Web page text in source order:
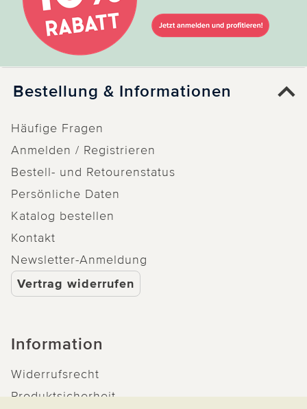
Bestellung & Informationen
Häufige Fragen
Anmelden / Registrieren
Bestell- und Retourenstatus
Persönliche Daten
Katalog bestellen
Kontakt
Newsletter-Anmeldung
Vertrag widerrufen
Information
Widerrufsrecht
Produktsicherheit